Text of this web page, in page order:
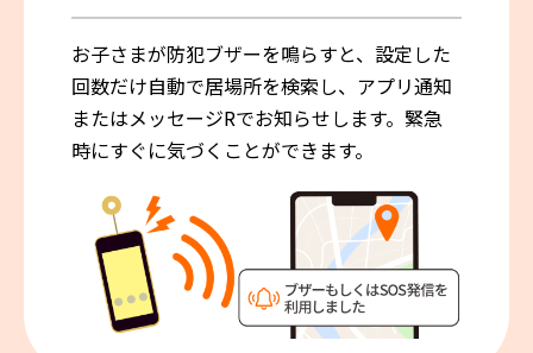
お子さまが防犯ブザーを鳴らすと、設定した
回数だけ自動で居場所を検索し、アプリ通知
またはメッセージRでお知らせします。緊急
時にすぐに気づくことができます。